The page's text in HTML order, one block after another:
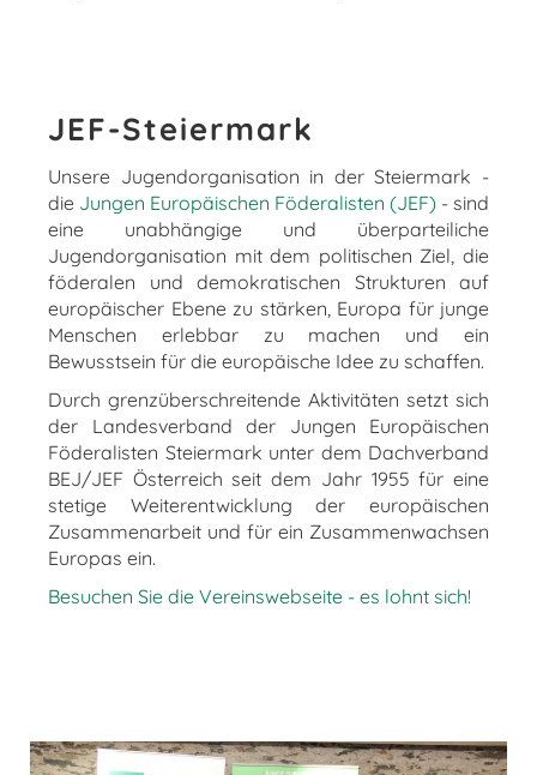
JEF-Steiermark
Unsere Jugendorganisation in der Steiermark -
die Jungen Europäischen Föderalisten (JEF) - sind
eine unabhängige und überparteiliche
Jugendorganisation mit dem politischen Ziel, die
föderalen und demokratischen Strukturen auf
europäischer Ebene zu stärken, Europa für junge
Menschen erlebbar zu machen und ein
Bewusstsein für die europäische Idee zu schaffen.
Durch grenzüberschreitende Aktivitäten setzt sich
der Landesverband der Jungen Europäischen
Föderalisten Steiermark unter dem Dachverband
BEJ/JEF Österreich seit dem Jahr 1955 für eine
stetige Weiterentwicklung der europäischen
Zusammenarbeit und für ein Zusammenwachsen
Europas ein.
Besuchen Sie die Vereinswebseite - es lohnt sich!